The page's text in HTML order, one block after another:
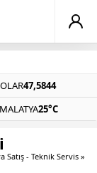
47,5844
MALATYA25°C
Satış - Teknik Servis»